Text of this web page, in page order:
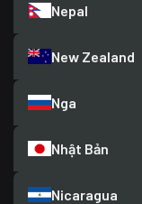
Nepal
New Zealand
Nga
Nhật Bản
Nicaragua